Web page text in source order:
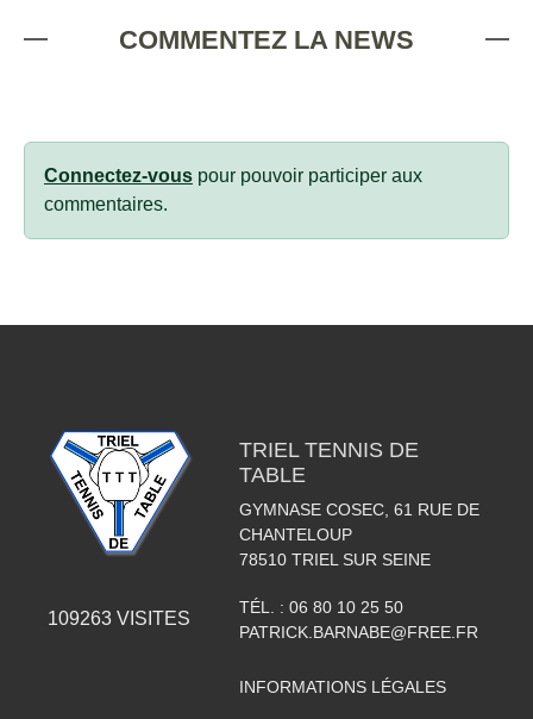
COMMENTEZ LA NEWS
Connectez-vous pour pouvoir participer aux
commentaires.
109263 VISITES
TRIEL TENNIS DE
TABLE
GYMNASE COSEC, 61 RUE DE
CHANTELOUP
78510 TRIEL SUR SEINE
TÉL. : 06 80 10 25 50
PATRICK.BARNABE@FREE.FR
INFORMATIONS LÉGALES